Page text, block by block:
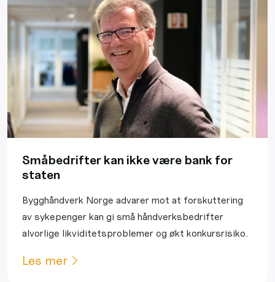
Småbedrifter kan ikke være bank for
staten
Bygghåndverk Norge advarer mot at forskuttering
av sykepenger kan gi små håndverksbedrifter
alvorlige likviditetsproblemer og økt konkursrisiko.
Les mer